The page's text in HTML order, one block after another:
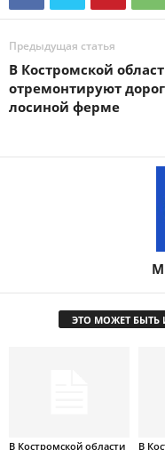
Предыдущая статья
В Костромской
отремонтируют
лосиной ферме
ЭТО МОЖЕТ БЫТЬ
В Костромской области
В